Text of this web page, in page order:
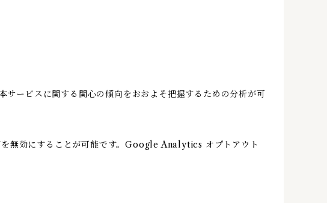
ービスに関する関心の傾向をおおよそ把握するための分析が可
無効にすることが可能です。Google Analytics オプトアウト